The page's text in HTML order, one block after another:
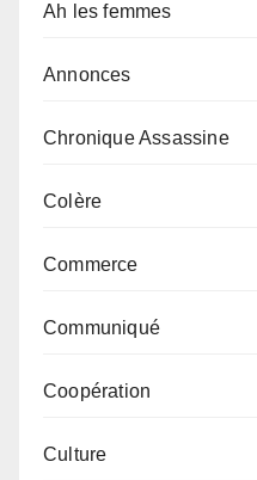
Ah les femmes
Annonces
Chronique Assassine
Colère
Commerce
Communiqué
Coopération
Culture